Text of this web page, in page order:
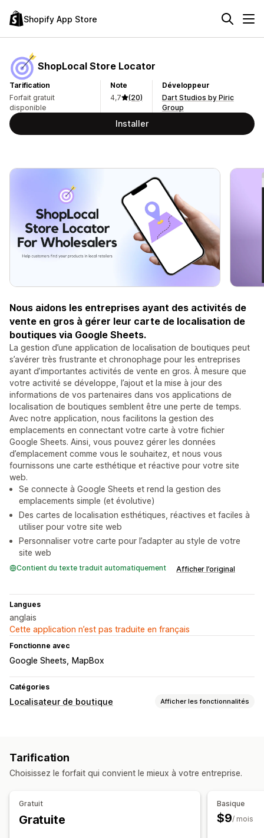
Shopify App Store
ShopLocal Store Locator
Tarification
Forfait gratuit
disponible
Note
4,7
(20)
Développeur
Dart Studios by Piric
Group
Installer
Nous aidons les entreprises ayant des activités de
vente en gros à gérer leur carte de localisation de
boutiques via Google Sheets.
La gestion d’une application de localisation de boutiques peut
s’avérer très frustrante et chronophage pour les entreprises
ayant d’importantes activités de vente en gros. À mesure que
votre activité se développe, l’ajout et la mise à jour des
informations de vos partenaires dans vos applications de
localisation de boutiques semblent être une perte de temps.
Avec notre application, nous facilitons la gestion des
emplacements en connectant votre carte à votre fichier
Google Sheets. Ainsi, vous pouvez gérer les données
d’emplacement comme vous le souhaitez, et nous vous
fournissons une carte esthétique et réactive pour votre site
web.
Se connecte à Google Sheets et rend la gestion des
emplacements simple (et évolutive)
Des cartes de localisation esthétiques, réactives et faciles à
utiliser pour votre site web
Personnaliser votre carte pour l’adapter au style de votre
site web
Contient du texte traduit automatiquement Afficher l’original
Langues
anglais
Cette application n’est pas traduite en français
Fonctionne avec
Google Sheets MapBox
Catégories
Localisateur de boutique Afficher les fonctionnalités
Tarification
Choisissez le forfait qui convient le mieux à votre entreprise.
Gratuit
Gratuite
Basique
$9/ mois